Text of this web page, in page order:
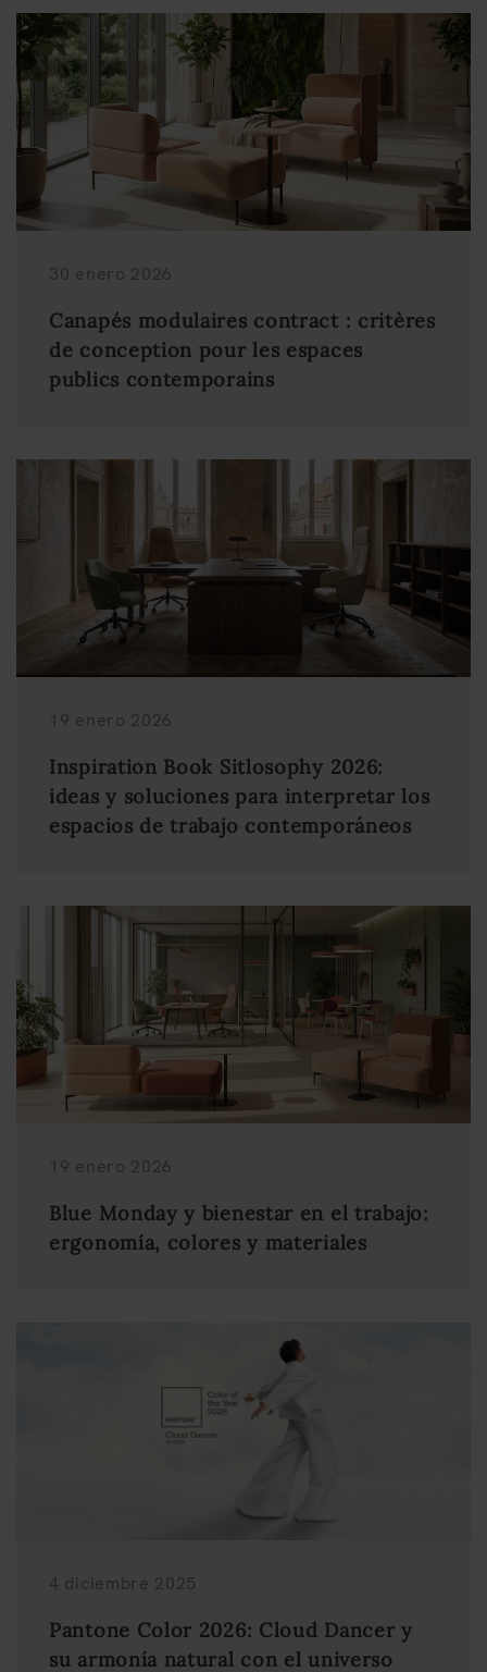
30 enero 2026
Canapés modulaires contract : critères
de conception pour les espaces
publics contemporains
19 enero 2026
Inspiration Book Sitlosophy 2026:
ideas y soluciones para interpretar los
espacios de trabajo contemporáneos
19 enero 2026
Blue Monday y bienestar en el trabajo:
ergonomía, colores y materiales
4 diciembre 2025
Pantone Color 2026: Cloud Dancer y
su armonía natural con el universo